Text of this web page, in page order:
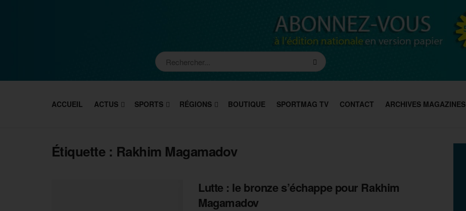
ACCUEIL ACTUS SPORTS RÉGIONS BOUTIQUE SPORTMAG TV CONTACT ARCHIVES MAGAZINES
Étiquette : Rakhim Magamadov
Lutte : le bronze s’échappe pour Rakhim
Magamadov